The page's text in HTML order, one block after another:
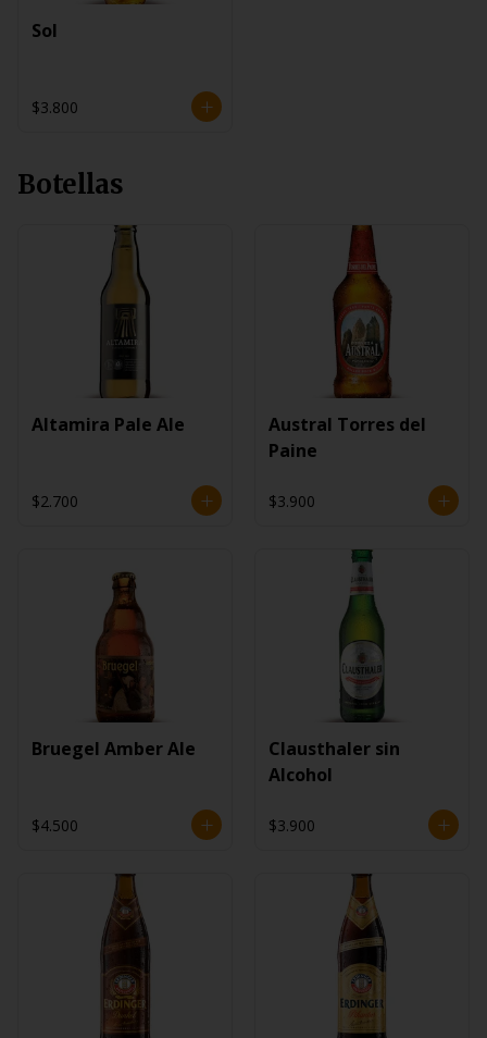
Sol
$3.800
Botellas
Altamira Pale Ale
$2.700
Austral Torres del
Paine
$3.900
Bruegel Amber Ale
$4.500
Clausthaler sin
Alcohol
$3.900